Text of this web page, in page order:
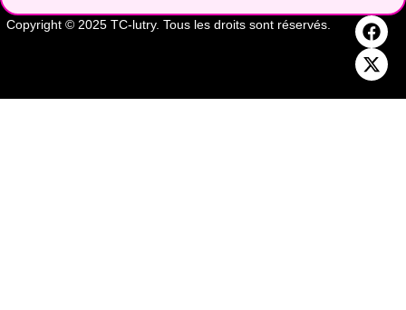
Copyright © 2025 TC-lutry. Tous les droits sont réservés.